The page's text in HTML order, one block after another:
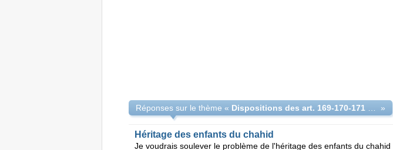
Réponses sur le thème « »
Héritage des enfants du chahid